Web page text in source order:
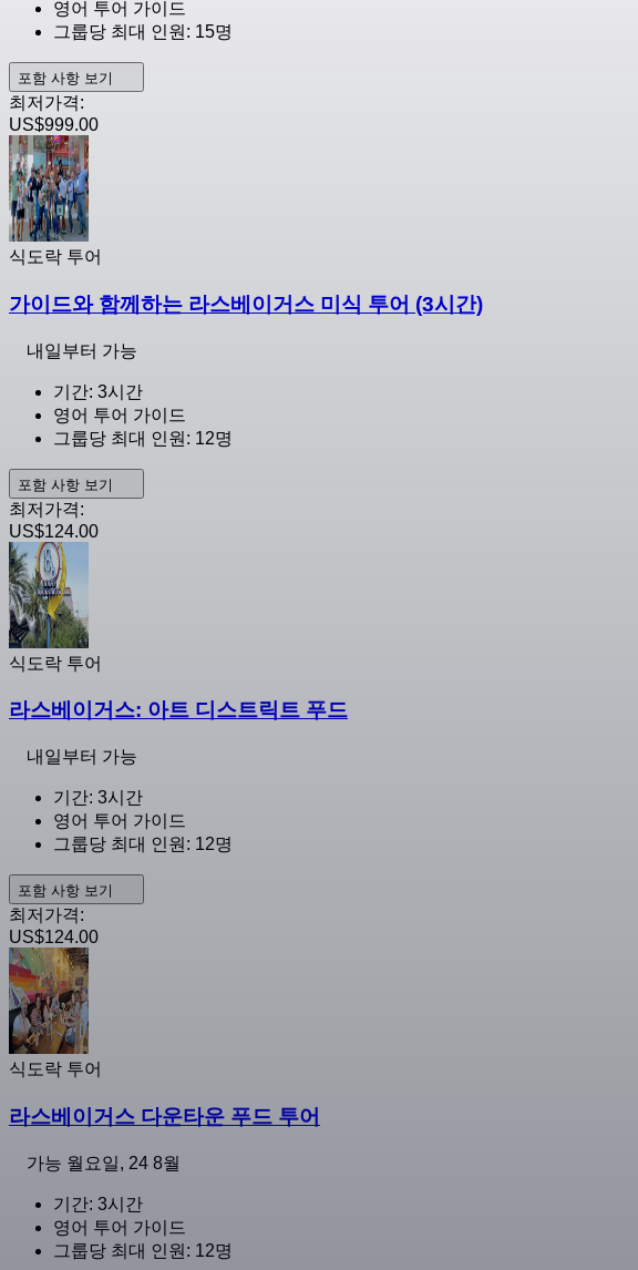
영어 투어 가이드
그룹당 최대 인원: 15명
포함 사항 보기
최저가격:
US$999.00
식도락 투어
가이드와 함께하는 라스베이거스 미식 투어 (3시간)
내일부터 가능
기간: 3시간
영어 투어 가이드
그룹당 최대 인원: 12명
포함 사항 보기
최저가격:
US$124.00
식도락 투어
라스베이거스: 아트 디스트릭트 푸드
내일부터 가능
기간: 3시간
영어 투어 가이드
그룹당 최대 인원: 12명
포함 사항 보기
최저가격:
US$124.00
식도락 투어
라스베이거스 다운타운 푸드 투어
가능 월요일, 24 8월
기간: 3시간
영어 투어 가이드
그룹당 최대 인원: 12명